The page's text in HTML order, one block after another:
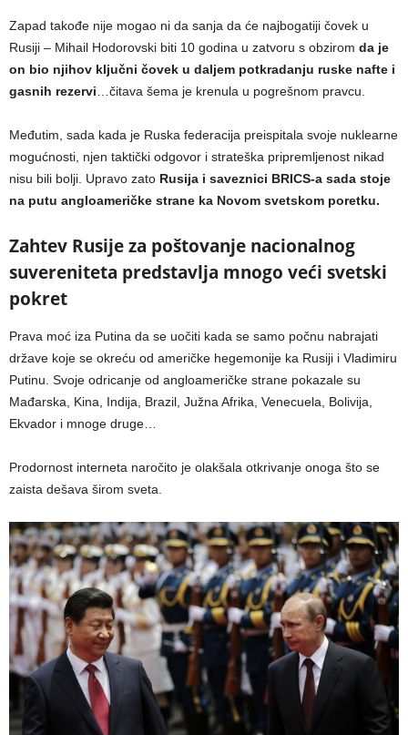
Zapad takođe nije mogao ni da sanja da će najbogatiji čovek u
Rusiji – Mihail Hodorovski biti 10 godina u zatvoru s obzirom da je
on bio njihov ključni čovek u daljem potkradanju ruske nafte i
gasnih rezervi…čitava šema je krenula u pogrešnom pravcu.
Međutim, sada kada je Ruska federacija preispitala svoje nuklearne
mogućnosti, njen taktički odgovor i strateška pripremljenost nikad
nisu bili bolji. Upravo zato Rusija i saveznici BRICS-a sada stoje
na putu angloameričke strane ka Novom svetskom poretku.
Zahtev Rusije za poštovanje nacionalnog
suvereniteta predstavlja mnogo veći svetski
pokret
Prava moć iza Putina da se uočiti kada se samo počnu nabrajati
države koje se okreću od američke hegemonije ka Rusiji i Vladimiru
Putinu. Svoje odricanje od angloameričke strane pokazale su
Mađarska, Kina, Indija, Brazil, Južna Afrika, Venecuela, Bolivija,
Ekvador i mnoge druge…
Prodornost interneta naročito je olakšala otkrivanje onoga što se
zaista dešava širom sveta.